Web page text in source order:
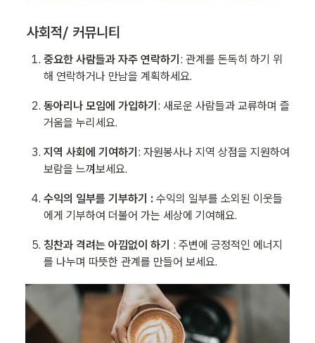
사회적/ 커뮤니티
중요한 사람들과 자주 연락하기 : 관계를 돈독히 하기 위
해 연락하거나 만남을 계획하세요.
동아리나 모임에 가입하기 : 새로운 사람들과 교류하며 즐
거움을 누리세요.
지역 사회에 기여하기 : 자원봉사나 지역 상점을 지원하여
보람을 느껴보세요.
수익의 일부를 기부하기 : 수익의 일부를 소외된 이웃들
에게 기부하여 더불어 가는 세상에 기여해요.
칭찬과 격려는 아낌없이 하기 : 주변에 긍정적인 에너지
를 나누며 따뜻한 관계를 만들어 보세요.